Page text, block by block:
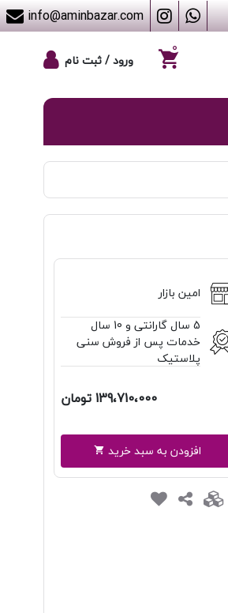
info@aminbazar.com
ورود / ثبت نام
۰
امین بازار
5 سال گارانتی و 10 سال
خدمات پس از فروش سنی
پلاستیک
139،710،000 تومان
افزودن به سبد خرید